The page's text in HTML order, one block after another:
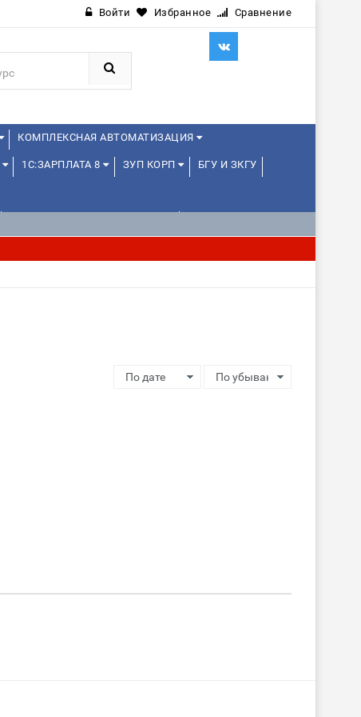
Войти Избранное Сравнение
КОМПЛЕКСНАЯ АВТОМАТИЗАЦИЯ
1С:ЗАРПЛАТА 8 ЗУП КОРП БГУ И ЗКГУ